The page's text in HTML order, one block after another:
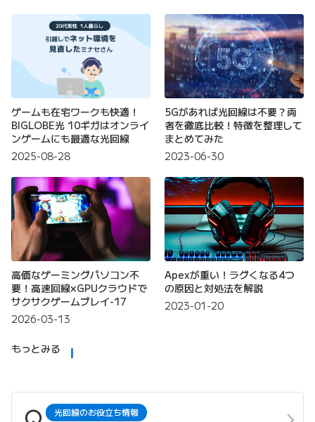
ゲームも在宅ワークも快適！
BIGLOBE光 10ギガはオンライ
ンゲームにも最適な光回線
2025-08-28
5Gがあれば光回線は不要？両
者を徹底比較！特徴を整理して
まとめてみた
2023-06-30
高価なゲーミングパソコン不
要！高速回線×GPUクラウドで
サクサクゲームプレイ-17
2026-03-13
Apexが重い！ラグくなる4つ
の原因と対処法を解説
2023-01-20
もっとみる
光回線のお役立ち情報